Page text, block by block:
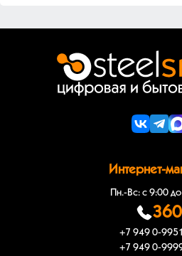
Интернет-
Пн.-Вс: с 9:00
360
+7 949 0-
+7 949 0-